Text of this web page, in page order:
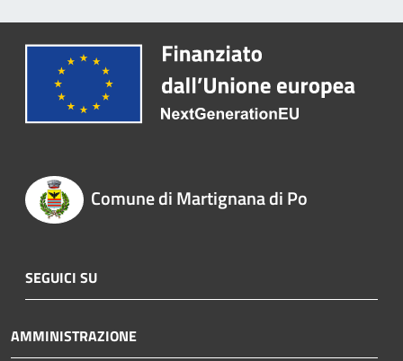
Comune di Martignana di Po
SEGUICI SU
AMMINISTRAZIONE